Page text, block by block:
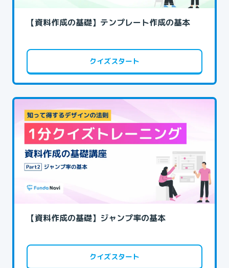
【資料作成の基礎】テンプレート作成の基本
クイズスタート
【資料作成の基礎】ジャンプ率の基本
クイズスタート